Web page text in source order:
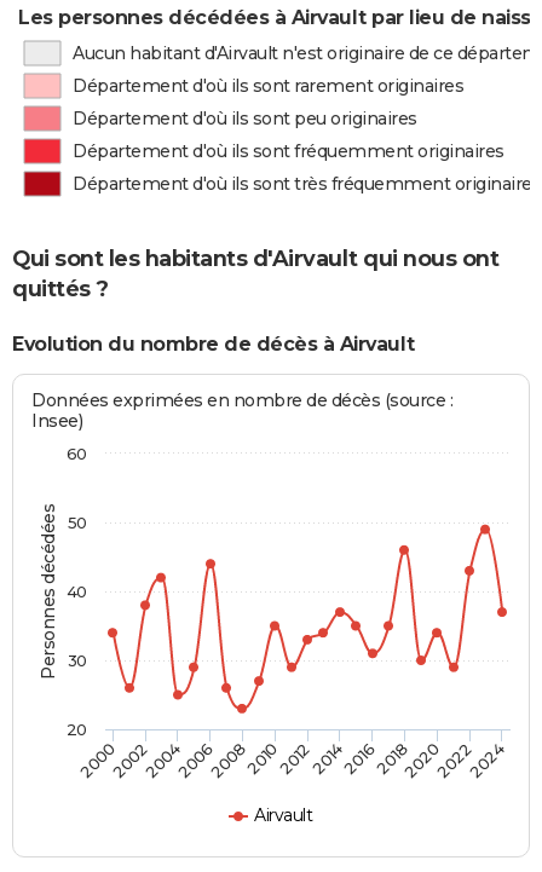
Les personnes décédées à Airvault par lieu de
Aucun habitant d'Airvault n'est originaire de ce
Département d'où ils sont rarement originaires
Département d'où ils sont peu originaires
Département d'où ils sont fréquemment originaires
Département d'où ils sont très fréquemment originaires
Qui sont les habitants d'Airvault qui nous ont
quittés ?
Evolution du nombre de décès à Airvault
Personnes décédées
Données exprimées en nombre de décès (source :
Insee)
Airvault
2000200220042006200820102012201420162018202020222024
20
30
40
50
60